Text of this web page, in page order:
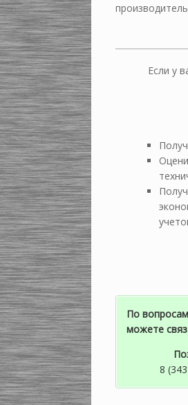
Если у
По
можете
8